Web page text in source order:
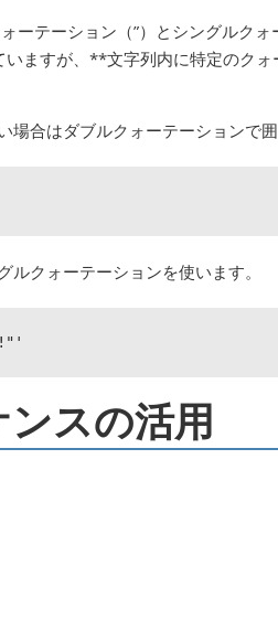
ーテーション（”）とシングルクォ
ますが、**文字列内に特定のク
合はダブルクォーテーションで囲
クォーテーションを使います。
スの活用